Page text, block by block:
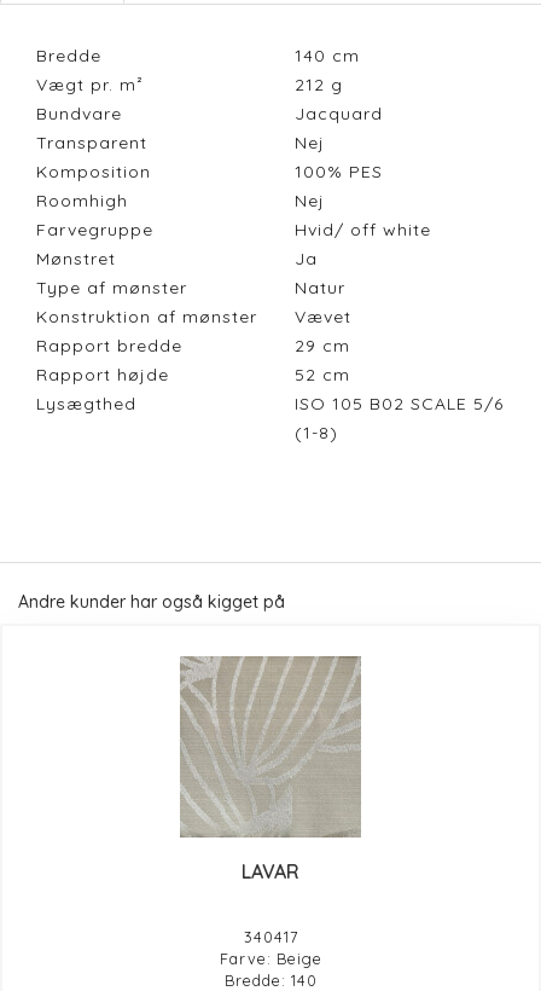
Bredde 140 cm
Vægt pr. m²
212 g
Bundvare
Jacquard
Transparent
Nej
Komposition
100% PES
Roomhigh
Nej
Farvegruppe
Hvid/ off white
Mønstret
Ja
Type af mønster
Natur
Konstruktion af mønster
Vævet
Rapport bredde
29 cm
Rapport højde
52 cm
Lysægthed
ISO 105 B02 SCALE 5/6
(1-8)
Andre kunder har også kigget på
LAVAR
340417
Farve: Beige
Bredde: 140